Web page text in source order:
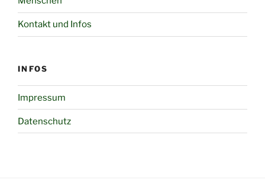
Kontakt und Infos
INFOS
Impressum
Datenschutz